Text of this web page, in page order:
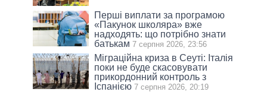
Перші виплати за програмою
«Пакунок школяра» вже
надходять: що потрібно знати
батькам 7 серпня 2026, 23:56
Міграційна криза в Сеуті: Італія
поки не буде скасовувати
прикордонний контроль з
Іспанією 7 серпня 2026, 20:19